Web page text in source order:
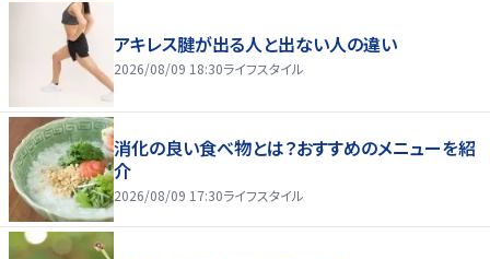
アキレス腱が出る人と出ない人の違い
2026/08/09 18:30ライフスタイル
消化の良い食べ物とは？おすすめのメニューを紹
介
2026/08/09 17:30ライフスタイル